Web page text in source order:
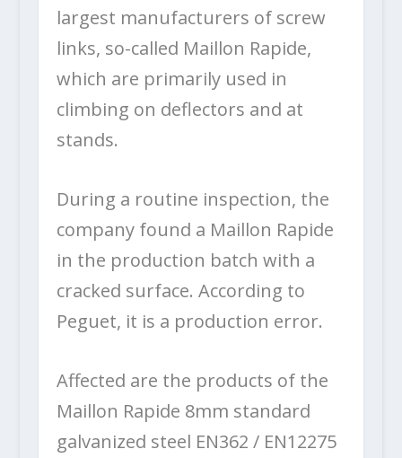
largest manufacturers of screw
links, so-called Maillon Rapide,
which are primarily used in
climbing on deflectors and at
stands.
During a routine inspection, the
company found a Maillon Rapide
in the production batch with a
cracked surface. According to
Peguet, it is a production error.
Affected are the products of the
Maillon Rapide 8mm standard
galvanized steel EN362 / EN12275